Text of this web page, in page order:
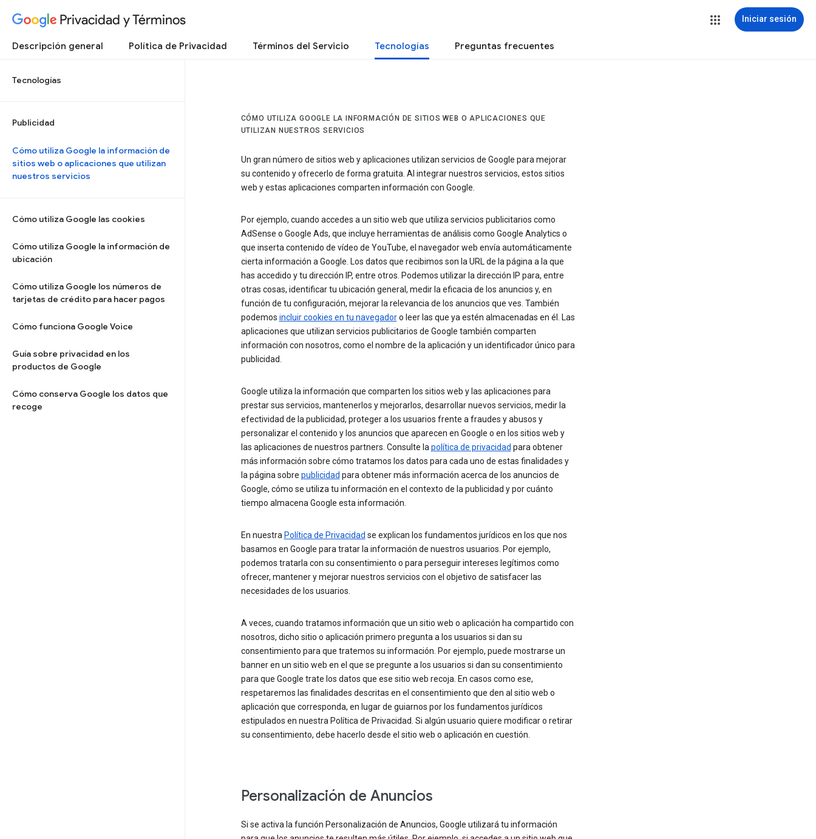
Privacidad y Términos Iniciar sesión
Descripción general Política de Privacidad Términos del Servicio Tecnologías Preguntas frecuentes
Tecnologías
Publicidad
Cómo utiliza Google la información de
sitios web o aplicaciones que utilizan
nuestros servicios
Cómo utiliza Google las cookies
Cómo utiliza Google la información de
ubicación
Cómo utiliza Google los números de
tarjetas de crédito para hacer pagos
Cómo funciona Google Voice
Guía sobre privacidad en los
productos de Google
Cómo conserva Google los datos que
recoge
CÓMO UTILIZA GOOGLE LA INFORMACIÓN DE SITIOS WEB O APLICACIONES QUE
UTILIZAN NUESTROS SERVICIOS
Un gran número de sitios web y aplicaciones utilizan servicios de Google para mejorar
su contenido y ofrecerlo de forma gratuita. Al integrar nuestros servicios, estos sitios
web y estas aplicaciones comparten información con Google.
Por ejemplo, cuando accedes a un sitio web que utiliza servicios publicitarios como
AdSense o Google Ads, que incluye herramientas de análisis como Google Analytics o
que inserta contenido de vídeo de YouTube, el navegador web envía automáticamente
cierta información a Google. Los datos que recibimos son la URL de la página a la que
has accedido y tu dirección IP, entre otros. Podemos utilizar la dirección IP para, entre
otras cosas, identificar tu ubicación general, medir la eficacia de los anuncios y, en
función de tu configuración, mejorar la relevancia de los anuncios que ves. También
podemos incluir cookies en tu navegadoro leer las que ya estén almacenadas en él. Las
aplicaciones que utilizan servicios publicitarios de Google también comparten
información con nosotros, como el nombre de la aplicación y un identificador único para
publicidad.
Google utiliza la información que comparten los sitios web y las aplicaciones para
prestar sus servicios, mantenerlos y mejorarlos, desarrollar nuevos servicios, medir la
efectividad de la publicidad, proteger a los usuarios frente a fraudes y abusos y
personalizar el contenido y los anuncios que aparecen en Google o en los sitios web y
las aplicaciones de nuestros partners. Consulte lapolítica de privacidad para obtener
más información sobre cómo tratamos los datos para cada uno de estas finalidades y
la página sobre publicidad para obtener más información acerca de los anuncios de
Google, cómo se utiliza tu información en el contexto de la publicidad y por cuánto
tiempo almacena Google esta información.
En nuestra Política de Privacidad se explican los fundamentos jurídicos en los que nos
basamos en Google para tratar la información de nuestros usuarios. Por ejemplo,
podemos tratarla con su consentimiento o para perseguir intereses legítimos como
ofrecer, mantener y mejorar nuestros servicios con el objetivo de satisfacer las
necesidades de los usuarios.
A veces, cuando tratamos información que un sitio web o aplicación ha compartido con
nosotros, dicho sitio o aplicación primero pregunta a los usuarios si dan su
consentimiento para que tratemos su información. Por ejemplo, puede mostrarse un
banner en un sitio web en el que se pregunte a los usuarios si dan su consentimiento
para que Google trate los datos que ese sitio web recoja. En casos como ese,
respetaremos las finalidades descritas en el consentimiento que den al sitio web o
aplicación que corresponda, en lugar de guiarnos por los fundamentos jurídicos
estipulados en nuestra Política de Privacidad. Si algún usuario quiere modificar o retirar
su consentimiento, debe hacerlo desde el sitio web o aplicación en cuestión.
Personalización de Anuncios
Si se activa la función Personalización de Anuncios, Google utilizará tu información